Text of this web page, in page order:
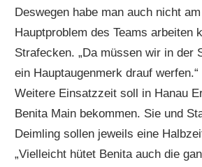
Deswegen habe man auch nicht
Hauptproblem des Teams arbeiten
Strafecken. „Da müssen wir in der
ein Hauptaugenmerk drauf werfen.“
Weitere Einsatzzeit soll in Hanau
Benita Main bekommen. Sie und
Deimling sollen jeweils eine
„Vielleicht hütet Benita auch die